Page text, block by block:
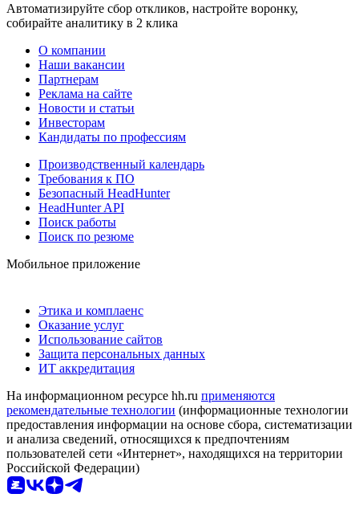
Автоматизируйте сбор откликов, настройте воронку,
собирайте аналитику в 2 клика
О компании
Наши вакансии
Партнерам
Реклама на сайте
Новости и статьи
Инвесторам
Кандидаты по профессиям
Производственный календарь
Требования к ПО
Безопасный HeadHunter
HeadHunter API
Поиск работы
Поиск по резюме
Мобильное приложение
Этика и комплаенс
Оказание услуг
Использование сайтов
Защита персональных данных
ИТ аккредитация
На информационном ресурсе hh.ru применяются
рекомендательные технологии (информационные технологии
предоставления информации на основе сбора, систематизации
и анализа сведений, относящихся к предпочтениям
пользователей сети «Интернет», находящихся на территории
Российской Федерации)